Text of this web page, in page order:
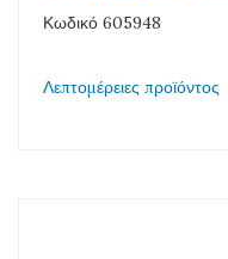
Κωδικό 605948
Λεπτομέρειες προϊόντος